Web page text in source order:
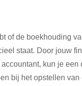
of de boekhouding
staat. Door jouw
kun je
bij het opstellen